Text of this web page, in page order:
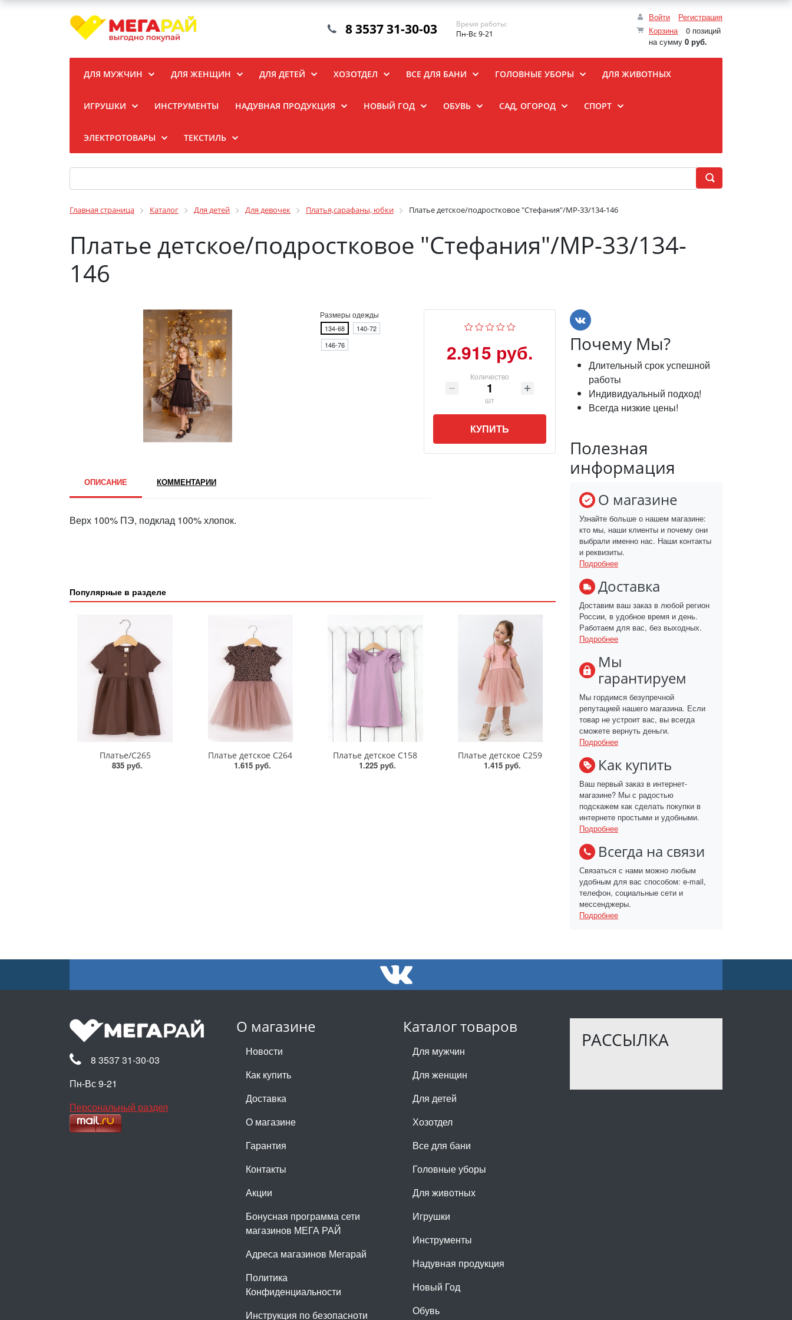
Войти
Регистрация
Корзина
0 позиций
на сумму 0 руб.
8 3537 31-30-03
Время работы:
Пн-Вс 9-21
ДЛЯ МУЖЧИН ДЛЯ ЖЕНЩИН ДЛЯ ДЕТЕЙ ХОЗОТДЕЛ ВСЕ ДЛЯ БАНИ ГОЛОВНЫЕ УБОРЫ ДЛЯ ЖИВОТНЫХ
ИГРУШКИ ИНСТРУМЕНТЫ НАДУВНАЯ ПРОДУКЦИЯ НОВЫЙ ГОД ОБУВЬ САД, ОГОРОД СПОРТ
ЭЛЕКТРОТОВАРЫ ТЕКСТИЛЬ
Главная страница Каталог Для детей Для девочек Платья,сарафаны, юбки Платье детское/подростковое "Стефания"/МР-33/134-146
Платье детское/подростковое "Стефания"/МР-33/134-
146
Размеры одежды
134-68
140-72
146-76
2.915 руб.
Количество
шт
КУПИТЬ
ОПИСАНИЕ КОММЕНТАРИИ
Верх 100% ПЭ, подклад 100% хлопок.
Популярные в разделе
Платье/С265
835 руб.
Платье детское С264
1.615 руб.
Платье детское С158
1.225 руб.
Платье детское С259
1.415 руб.
Почему Мы?
Длительный срок успешной
работы
Индивидуальный подход!
Всегда низкие цены!
Полезная
информация
О магазине
Узнайте больше о нашем магазине:
кто мы, наши клиенты и почему они
выбрали именно нас. Наши контакты
и реквизиты.
Подробнее
Доставка
Доставим ваш заказ в любой регион
России, в удобное время и день.
Работаем для вас, без выходных.
Подробнее
Мы
гарантируем
Мы гордимся безупречной
репутацией нашего магазина. Если
товар не устроит вас, вы всегда
сможете вернуть деньги.
Подробнее
Как купить
Ваш первый заказ в интернет-
магазине? Мы с радостью
подскажем как сделать покупки в
интернете простыми и удобными.
Подробнее
Всегда на связи
Связаться с нами можно любым
удобным для вас способом: e-mail,
телефон, социальные сети и
мессенджеры.
Подробнее
О магазине
Новости
Как купить
Доставка
О магазине
Гарантия
Контакты
Акции
Бонусная программа сети
магазинов МЕГА РАЙ
Адреса магазинов Мегарай
Политика
Конфиденциальности
Инструкция по безопасноти
Каталог товаров
Для мужчин
Для женщин
Для детей
Хозотдел
Все для бани
Головные уборы
Для животных
Игрушки
Инструменты
Надувная продукция
Новый Год
Обувь
РАССЫЛКА
8 3537 31-30-03
Пн-Вс 9-21
Персональный раздел